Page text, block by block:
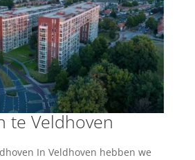
te Veldhoven
In Veldhoven hebben we